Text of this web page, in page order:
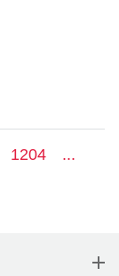
1204
...